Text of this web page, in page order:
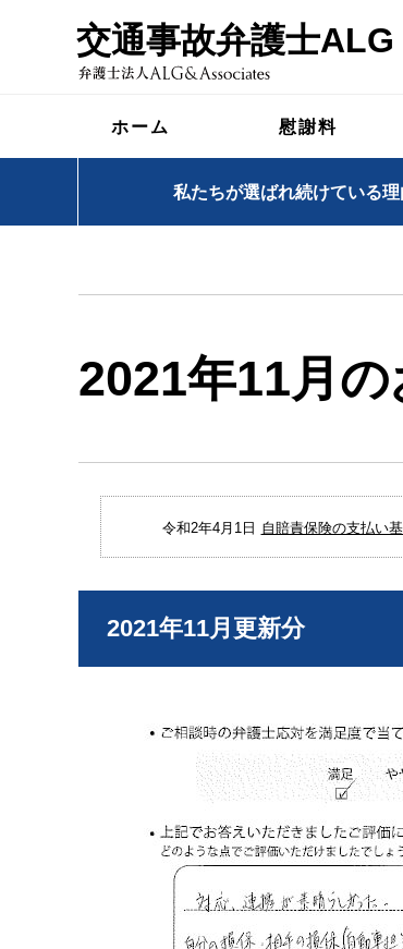
交通事故弁護士ALG
ホーム 慰謝料
私たちが選ばれ続けている理
2021年11月
令和2年4月1日 自賠責保険の支払い
2021年11月更新分